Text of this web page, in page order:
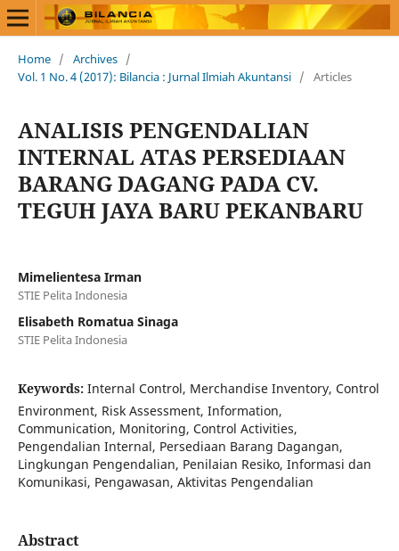
Home / Archives /
Vol. 1 No. 4 (2017): Bilancia : Jurnal Ilmiah Akuntansi / Articles
ANALISIS PENGENDALIAN
INTERNAL ATAS PERSEDIAAN
BARANG DAGANG PADA CV.
TEGUH JAYA BARU PEKANBARU
Mimelientesa Irman
STIE Pelita Indonesia
Elisabeth Romatua Sinaga
STIE Pelita Indonesia
Keywords: Internal Control, Merchandise Inventory, Control
Environment, Risk Assessment, Information,
Communication, Monitoring, Control Activities,
Pengendalian Internal, Persediaan Barang Dagangan,
Lingkungan Pengendalian, Penilaian Resiko, Informasi dan
Komunikasi, Pengawasan, Aktivitas Pengendalian
Abstract